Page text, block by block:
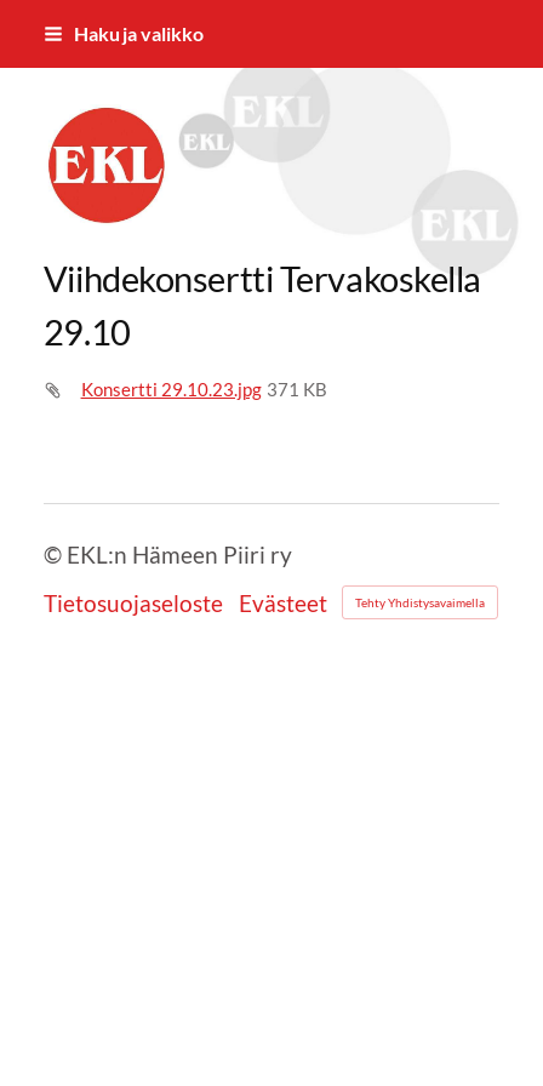
Siirry
Haku ja valikko
EKL:n Hämeen Piiri ry
Viihdekonsertti Tervakoskella
29.10
Konsertti 29.10.23.jpg 371 KB
© EKL:n Hämeen Piiri ry
Tietosuojaseloste
Evästeet Tehty Yhdistysavaimella